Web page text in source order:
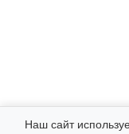
Компания
Наш сайт